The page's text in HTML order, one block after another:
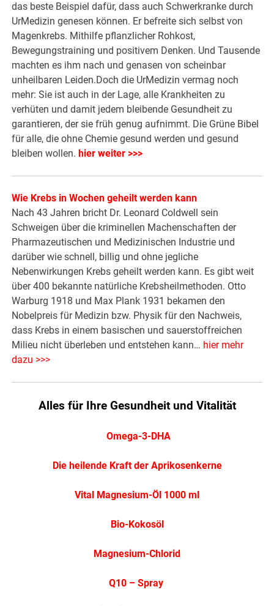
das beste Beispiel dafür, dass auch Schwerkranke durch
UrMedizin genesen können. Er befreite sich selbst von
Magenkrebs. Mithilfe pflanzlicher Rohkost,
Bewegungstraining und positivem Denken. Und Tausende
machten es ihm nach und genasen von scheinbar
unheilbaren Leiden.Doch die UrMedizin vermag noch
mehr: Sie ist auch in der Lage, alle Krankheiten zu
verhüten und damit jedem bleibende Gesundheit zu
garantieren, der sie früh genug aufnimmt. Die Grüne Bibel
für alle, die ohne Chemie gesund werden und gesund
bleiben wollen. hier weiter >>>
Wie Krebs in Wochen geheilt werden kann
Nach 43 Jahren bricht Dr. Leonard Coldwell sein
Schweigen über die kriminellen Machenschaften der
Pharmazeutischen und Medizinischen Industrie und
darüber wie schnell, billig und ohne jegliche
Nebenwirkungen Krebs geheilt werden kann. Es gibt weit
über 400 bekannte natürliche Krebsheilmethoden. Otto
Warburg 1918 und Max Plank 1931 bekamen den
Nobelpreis für Medizin bzw. Physik für den Nachweis,
dass Krebs in einem basischen und sauerstoffreichen
Milieu nicht überleben und entstehen kann… hier mehr
dazu >>>
Alles für Ihre Gesundheit und Vitalität
Omega-3-DHA
Die heilende Kraft der Aprikosenkerne
Vital Magnesium-Öl 1000 ml
Bio-Kokosöl
Magnesium-Chlorid
Q10 – Spray